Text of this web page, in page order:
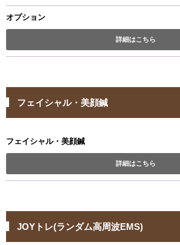
オプション
詳細はこちら
フェイシャル・美顔鍼
フェイシャル・美顔鍼
詳細はこちら
JOYトレ(ランダム高周波EMS)